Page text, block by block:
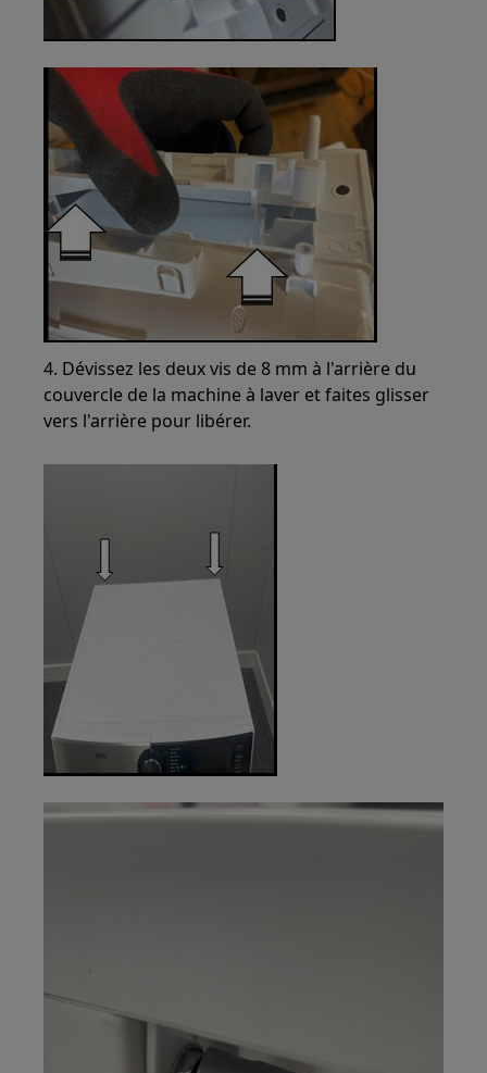
4. Dévissez les deux vis de 8 mm à l'arrière du
couvercle de la machine à laver et faites glisser
vers l'arrière pour libérer.